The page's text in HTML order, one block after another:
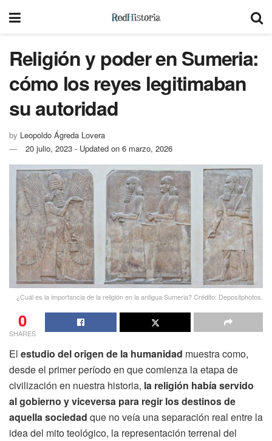
Religión y poder en Sumeria:
cómo los reyes legitimaban
su autoridad
by Leopoldo Ágreda Lovera
20 julio, 2023 - Updated on 6 marzo, 2026
¿Cuál es la importancia de la religión en la antigua Sumeria? Crédito: Depositphotos.
0
SHARES
El estudio del origen de la humanidad muestra como,
desde el primer período en que comienza la etapa de
civilización en nuestra historia, la religión había servido
al gobierno y viceversa para regir los destinos de
aquella sociedad que no veía una separación real entre la
idea del mito teológico, la representación terrenal del